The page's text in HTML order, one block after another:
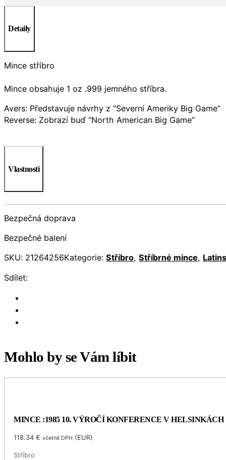
Detaily
Mince stříbro
Mince obsahuje 1 oz .999 jemného stříbra.
Avers: Představuje návrhy z “Severní Ameriky Big Game”
Reverse: Zobrazí buď “North American Big Game”
Vlastnosti
Bezpečná doprava
Bezpečné balení
SKU: 21264256Kategorie: Stříbro, Stříbrné mince,
Sdílet:
Mohlo by se Vám líbit
MINCE :1985 10. VÝROČÍ KONFERENCE V HELSINKÁCH
118.34€ včetně DPH (EUR)
Stříbro